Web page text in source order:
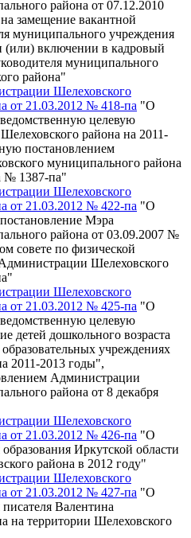
района от 07.12.2010
замещение вакантной
муниципального учреждения
(или) включении в кадровый
муниципального
района"
Шелеховского
от 21.03.2012 № 418-па "О
целевую
района на 2011-
постановлением
муниципального района
№ 1387-па"
Шелеховского
от 21.03.2012 № 422-па "О
Мэра
района от 03.09.2007 №
совете по физической
Шелеховского
Шелеховского
от 21.03.2012 № 425-па "О
целевую
детей дошкольного возраста
учреждениях
2011-2013 годы",
Администрации
района от 8 декабря
Шелеховского
от 21.03.2012 № 426-па "О
Иркутской области
района в 2012 году"
Шелеховского
от 21.03.2012 № 427-па "О
Валентина
на территории Шелеховского